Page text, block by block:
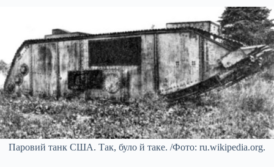
Паровий танк США. Так, було й таке. /Фото: ru.wikipedia.org.